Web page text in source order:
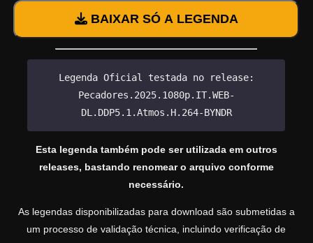
BAIXAR SÓ A LEGENDA
Legenda Oficial testada no release:
Pecadores.2025.1080p.IT.WEB-
DL.DDP5.1.Atmos.H.264-BYNDR
Esta legenda também pode ser utilizada em outros
releases, bastando renomear o arquivo conforme
necessário.
As legendas disponibilizadas para download são submetidas a
um processo de validação técnica, incluindo verificação de